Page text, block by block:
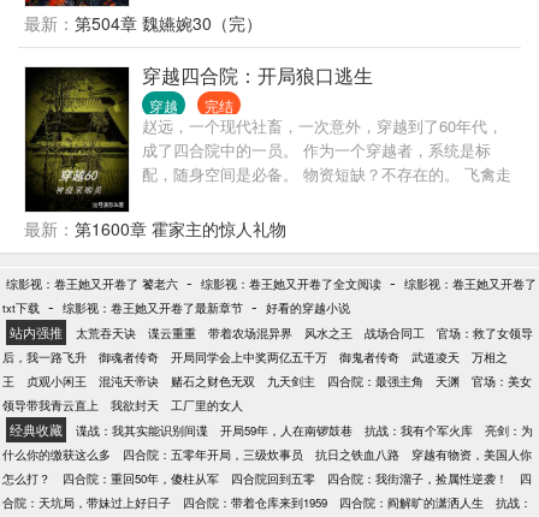
是好人。 世界一:陈婉茵（已完结） 世界二:关雎尔
（cp原创男主）（已完结） 世界三:知否白氏（已完
结） 世界四:富察仪欣（正在更新中）
最新： 第504章 魏嬿婉30（完）
穿越四合院：开局狼口逃生
穿越 完结
赵远，一个现代社畜，一次意外，穿越到了60年代，
成了四合院中的一员。 作为一个穿越者，系统是标
配，随身空间是必备。 物资短缺？不存在的。 飞禽走
慌。 院里禽兽不听话怎么办？多半是惯得，打一顿就
好了。 道德天尊易中海，官威浩荡刘海中，神机妙算
太，盗圣贾棒梗，战斗组长何雨柱，色胆包天许大
茂。 …… 注1：关于鸽子市和黑市，有人说是一个，
有人说不是一个，本书默认是一个。 注2：偶尔出现跨
地域的野生动物（不会经常有），是因为情节需要。
…… 简介无力，请移步正文！
最新： 第1600章 霍家主的惊人礼物
综影视：卷王她又开卷了 饕老六 - 综影视：卷王她又开卷了全文阅读 - 综影视：卷王她又开卷了
txt下载 - 综影视：卷王她又开卷了最新章节 - 好看的穿越小说
站内强推 太荒吞天诀 谍云重重 带着农场混异界 风水之王 战场合同工
官场：救了女领导
后，我一路飞升
御魂者传奇 开局同学会上中奖两亿五千万 御鬼者传奇 武道凌天
万相之
王
贞观小闲王 混沌天帝诀 赌石之财色无双 九天剑主 四合院：最强主角 天渊
官场：美女
领导带我青云直上
我欲封天 工厂里的女人
经典收藏 谍战：我其实能识别间谍 开局59年，人在南锣鼓巷 抗战：我有个军火库
亮剑：为
什么你的缴获这么多
四合院：五零年开局，三级炊事员 抗日之铁血八路
穿越有物资，美国人你
怎么打？
四合院：重回50年，傻柱从军 四合院回到五零 四合院：我街溜子，捡属性逆袭！
四
合院：天坑局，带妹过上好日子
四合院：带着仓库来到1959 四合院：阎解旷的潇洒人生
抗战：